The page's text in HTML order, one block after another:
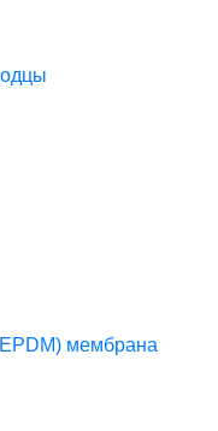
мембрана